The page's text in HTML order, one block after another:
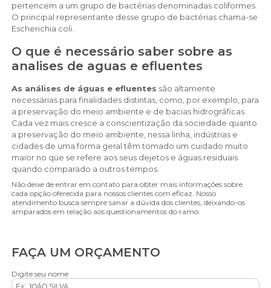
pertencem a um grupo de bactérias denominadas coliformes.
O principal representante desse grupo de bactérias chama-se
Escherichia coli.
O que é necessário saber sobre as
analises de aguas e efluentes
As análises de águas e efluentes são altamente
necessárias para finalidades distintas, como, por exemplo, para
a preservação do meio ambiente e de bacias hidrográficas.
Cada vez mais cresce a conscientização da sociedade quanto
a preservação do meio ambiente, nessa linha, indústrias e
cidades de uma forma geral têm tomado um cuidado muito
maior no que se refere aos seus dejetos e águas residuais
quando comparado a outros tempos.
Não deixe de entrar em contato para obter mais informações sobre
cada opção oferecida para nossos clientes com eficaz. Nosso
atendimento busca sempre sanar a dúvida dos clientes, deixando-os
amparados em relação aos questionamentos do ramo.
FAÇA UM ORÇAMENTO
Digite seu nome